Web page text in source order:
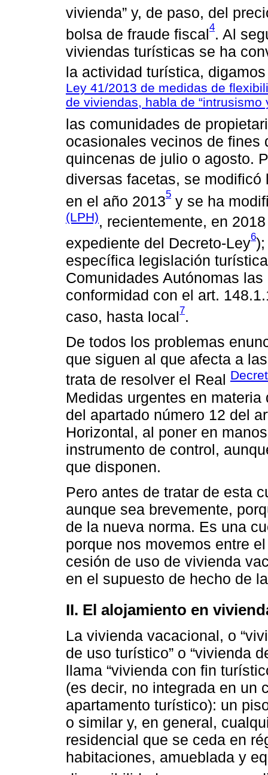
vivienda” y, de paso, del
bolsa de fraude fiscal4. Al
viviendas turísticas se ha
la actividad turística, digamos
Ley 41/2013 de medidas de
de viviendas, habla de “intrusismo
las comunidades de
ocasionales vecinos de fines
quincenas de julio o agosto.
diversas facetas, se
en el año 20135 y se ha
(LPH), recientemente, en
expediente del Decreto-Ley6
específica legislación
Comunidades Autónomas
conformidad con el art.
caso, hasta local7.
De todos los problemas
que siguen al que afecta a
trata de resolver el Real
Medidas urgentes en
del apartado número 12 del
Horizontal, al poner en
instrumento de control,
que disponen.
Pero antes de tratar de esta
aunque sea brevemente,
de la nueva norma. Es una
porque nos movemos entre
cesión de uso de vivienda
en el supuesto de hecho de
II. El alojamiento en
La vivienda vacacional, o
de uso turístico” o “vivienda
llama “vivienda con fin
(es decir, no integrada en un
apartamento turístico): un
o similar y, en general,
residencial que se ceda en
habitaciones, amueblada y